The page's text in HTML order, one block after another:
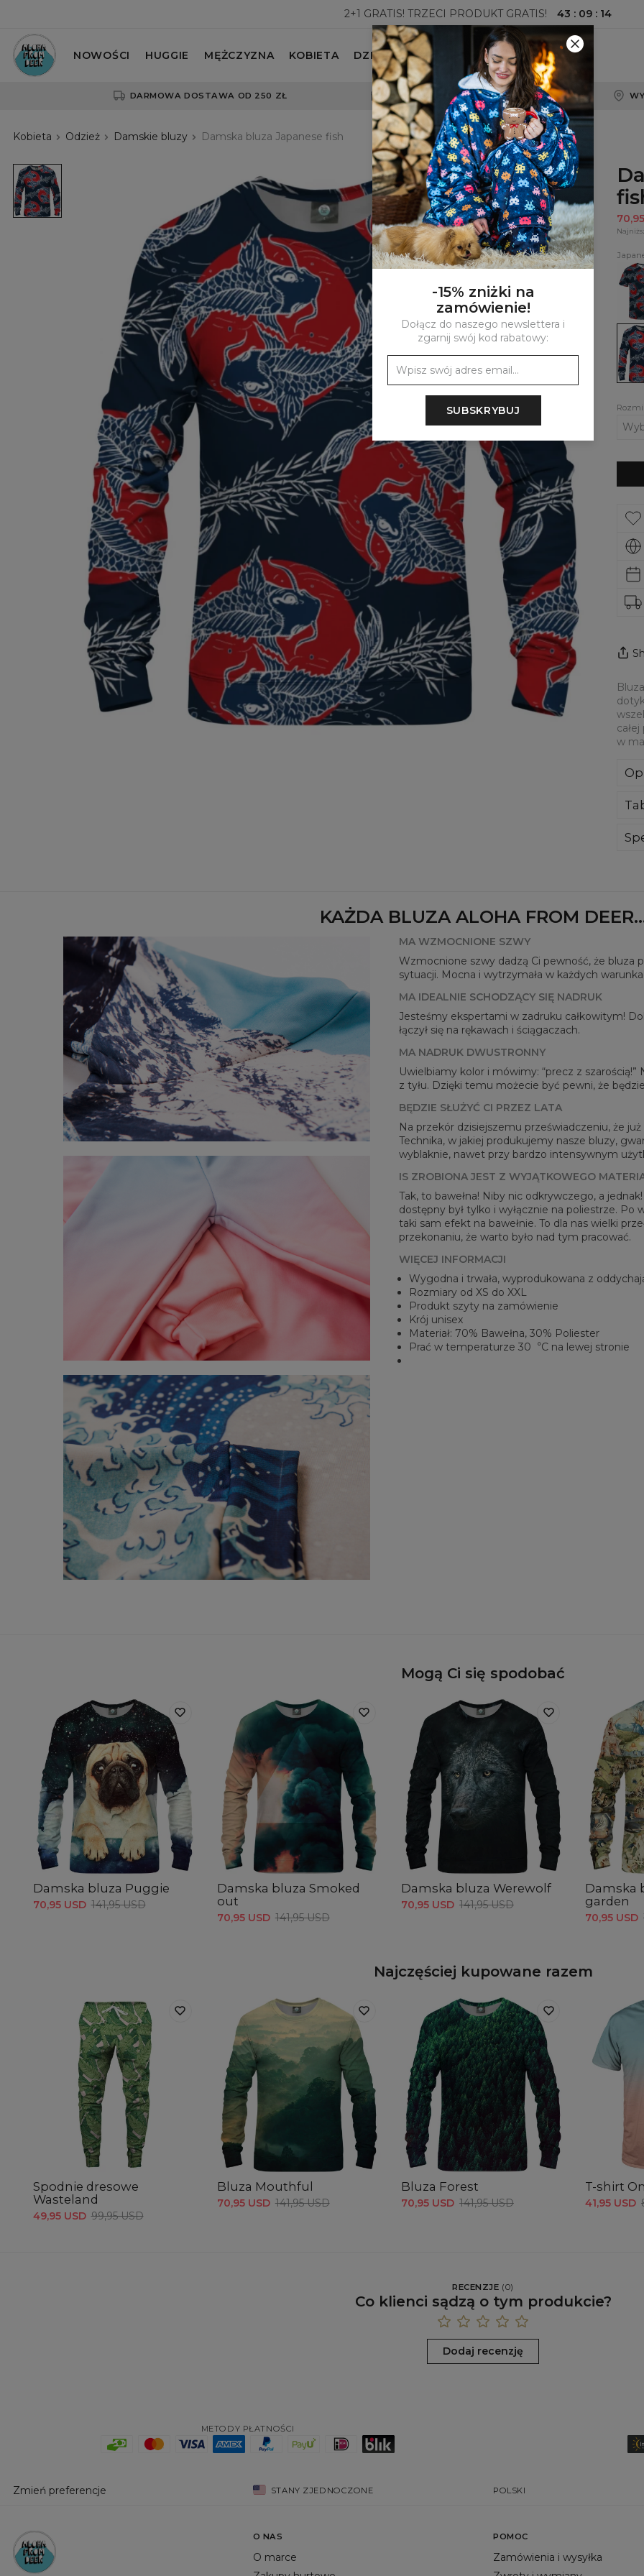
2+1 GRATIS! TRZECI PRODUKT GRATIS! 43 : 09: 12
NOWOŚCI HUGGIE MĘŻCZYZNA KOBIETA DZIECKO
DARMOWA DOSTAWA OD 250 ZŁ 100-DNIOWE PRAWO ZWROTU
Kobieta Odzież Damskie bluzy Damska bluza Japanese fish
Damska
bluza
Japanese
fish
T-
shirt
fish
bluza
fish
w
CM
C
KAŻDA BLUZA ALOHA FROM
MA WZMOCNIONE SZWY
Wzmocnione szwy dadzą Ci pewność, że bluza
sytuacji. Mocna i wytrzymała w każdych
MA IDEALNIE SCHODZĄCY SIĘ NADRUK
Jesteśmy ekspertami w zadruku całkowitym!
łączył się na rękawach i ściągaczach.
MA NADRUK DWUSTRONNY
Uwielbiamy kolor i mówimy: “precz z
z tyłu. Dzięki temu możecie być pewni, że
BĘDZIE SŁUŻYĆ CI PRZEZ LATA
Na przekór dzisiejszemu przeświadczeniu, że
Technika, w jakiej produkujemy nasze bluzy,
wyblaknie, nawet przy bardzo intensywnym
IS ZROBIONA JEST Z WYJĄTKOWEGO
Tak, to bawełna! Niby nic odkrywczego, a
dostępny był tylko i wyłącznie na poliestrze. Po
taki sam efekt na bawełnie. To dla nas wielki
przekonaniu, że warto było nad tym pracować.
WIĘCEJ INFORMACJI
Wygodna i trwała, wyprodukowana z
Rozmiary od XS do XXL
Produkt szyty na zamówienie
Krój unisex
Materiał: 70% Bawełna, 30% Poliester
Prać w temperaturze 30︒C na lewej stronie
Mogą Ci się spodobać
Damska bluza Puggie
70,95 USD 141,95 USD
Damska bluza Smoked
out
70,95 USD 141,95 USD
Damska bluza Werewolf
70,95 USD 141,95 USD
Damska
garden
70,95 USD
Najczęściej kupowane razem
Spodnie dresowe
Wasteland
49,95 USD 99,95 USD
Bluza Mouthful
70,95 USD 141,95 USD
Bluza Forest
70,95 USD 141,95 USD
T-shirt
41,95 USD
RECENZJE (0)
Co klienci sądzą o tym produkcie?
Dodaj recenzję
METODY PŁATNOŚCI
Zmień preferencje STANY ZJEDNOCZONE POLSKI
O NAS
O marce
POMOC
Zamówienia i wysyłka
-15% zniżki na
zamówienie!
Dołącz do naszego newslettera i
zgarnij swój kod rabatowy:
SUBSKRYBUJ